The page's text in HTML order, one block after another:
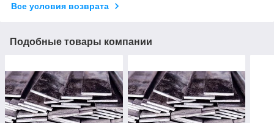
Все условия возврата
Подобные товары компании